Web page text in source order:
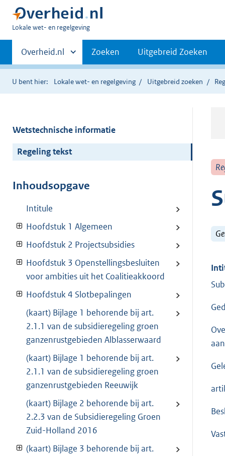
U
hier:
Lokale wet- en regelgeving
Primaire
navigatie
Andere
sites
binnen
Overheid.nl Zoeken Uitgebreid Zoeken
U bent hier: Lokale wet- en regelgeving Uitgebreid zoeken
Wetstechnische informatie
Regeling tekst
Inhoudsopgave
Intitule
Hoofdstuk 1 Algemeen
Hoofdstuk 2 Projectsubsidies
Hoofdstuk 3 Openstellingsbesluiten
voor ambities uit het Coalitieakkoord
Hoofdstuk 4 Slotbepalingen
(kaart) Bijlage 1 behorende bij art.
2.1.1 van de subsidieregeling groen
ganzenrustgebieden Alblasserwaard
(kaart) Bijlage 1 behorende bij art.
2.1.1 van de subsidieregeling groen
ganzenrustgebieden Reeuwijk
(kaart) Bijlage 2 behorende bij art.
2.2.3 van de Subsidieregeling Groen
Zuid-Holland 2016
(kaart) Bijlage 3 behorende bij art.